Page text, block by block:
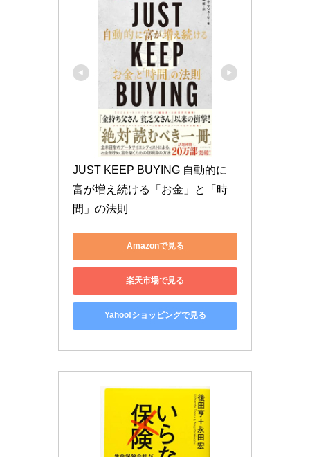
JUST KEEP BUYING 自動的に
富が増え続ける「お金」と「時
間」の法則
Amazonで見る
楽天市場で見る
Yahoo!ショッピングで見る